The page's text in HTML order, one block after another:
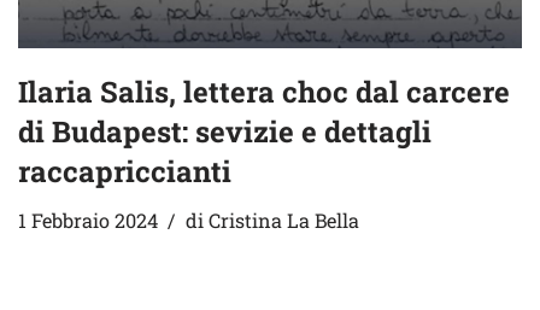
Ilaria Salis, lettera choc dal carcere
di Budapest: sevizie e dettagli
raccapriccianti
1 Febbraio 2024 diCristina La Bella